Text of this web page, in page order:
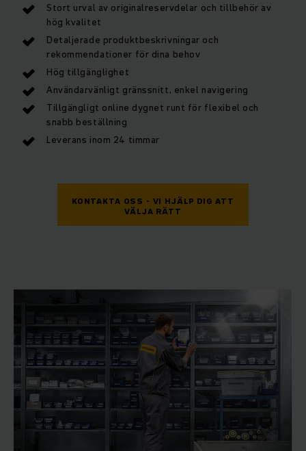
Stort urval av originalreservdelar och tillbehör av
hög kvalitet
Detaljerade produktbeskrivningar och
rekommendationer för dina behov
Hög tillgänglighet
Användarvänligt gränssnitt, enkel navigering
Tillgängligt online dygnet runt för flexibel och
snabb beställning
Leverans inom 24 timmar
KONTAKTA OSS - VI HJÄLP DIG ATT
VÄLJA RÄTT